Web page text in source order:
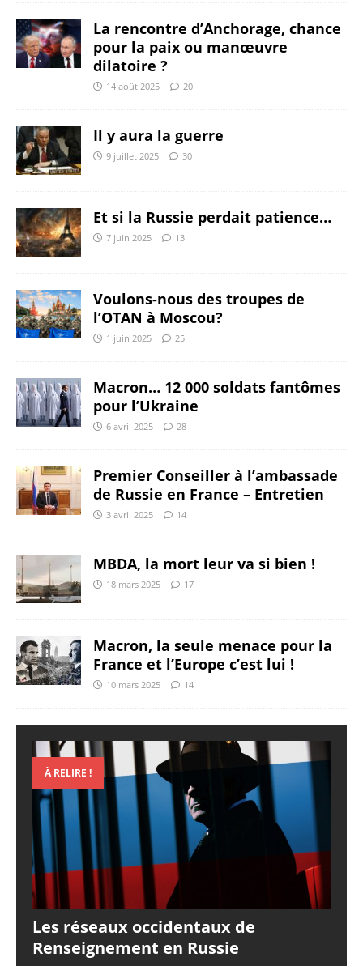
La rencontre d’Anchorage, chance
pour la paix ou manœuvre
dilatoire ?
14 août 2025 20
Il y aura la guerre
9 juillet 2025 30
Et si la Russie perdait patience…
7 juin 2025 13
Voulons-nous des troupes de
l’OTAN à Moscou?
1 juin 2025 25
Macron… 12 000 soldats fantômes
pour l’Ukraine
6 avril 2025 28
Premier Conseiller à l’ambassade
de Russie en France – Entretien
3 avril 2025 14
MBDA, la mort leur va si bien !
18 mars 2025 17
Macron, la seule menace pour la
France et l’Europe c’est lui !
10 mars 2025 14
À RELIRE !
Les réseaux occidentaux de
Renseignement en Russie